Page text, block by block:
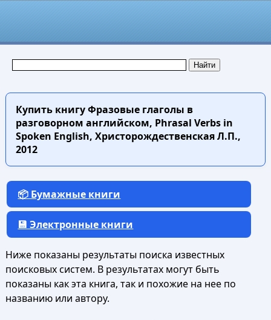
Купить книгуФразовые глаголы в
разговорном английском, Phrasal Verbs in
Spoken English, Христорождественская Л.П.,
2012
📦 Бумажные книги
💾 Электронные книги
Ниже показаны результаты поиска известных
поисковых систем. В результатах могут быть
показаны как эта книга, так и похожие на нее по
названию или автору.